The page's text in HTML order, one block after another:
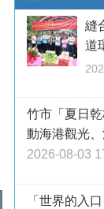
縫
道
竹市「夏日
動海港觀光
2026-08-03
「世界的入